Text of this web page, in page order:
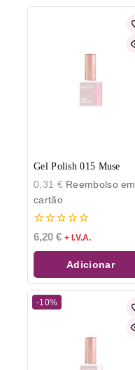
Gel Polish 015 Muse
0,31 €Reembolso em
cartão
0
de
5
6,20 € + I.V.A.
Adicionar
-10%